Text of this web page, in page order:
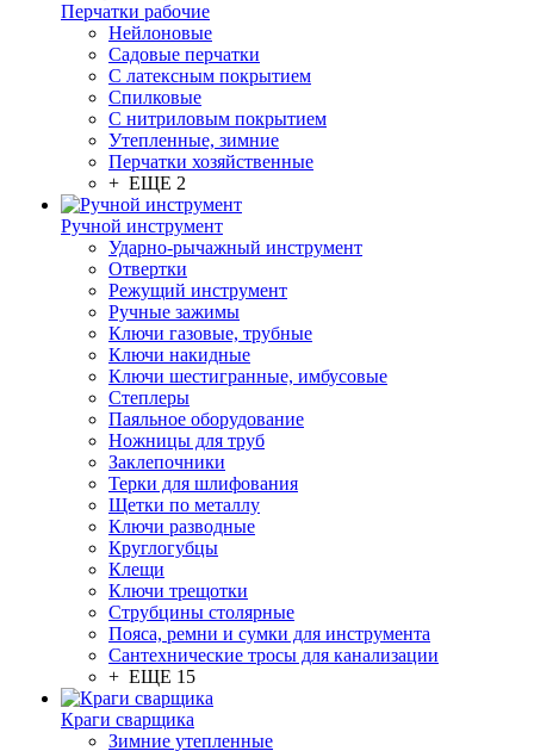
Перчатки рабочие
Нейлоновые
Садовые перчатки
С латексным покрытием
Cпилковые
С нитриловым покрытием
Утепленные, зимние
Перчатки хозяйственные
+ ЕЩЕ 2
Ручной инструмент
Ударно-рычажный инструмент
Отвертки
Режущий инструмент
Ручные зажимы
Ключи газовые, трубные
Ключи накидные
Ключи шестигранные, имбусовые
Степлеры
Паяльное оборудование
Ножницы для труб
Заклепочники
Терки для шлифования
Щетки по металлу
Ключи разводные
Круглогубцы
Клещи
Ключи трещотки
Струбцины столярные
Пояса, ремни и сумки для инструмента
Сантехнические тросы для канализации
+ ЕЩЕ 15
Краги сварщика
Зимние утепленные